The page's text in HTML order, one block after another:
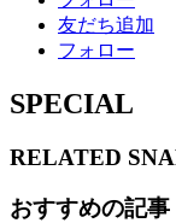
友だち追加
フォロー
SPECIAL
RELATED
おすすめの記事